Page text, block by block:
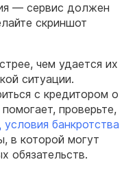
— сервис должен
скриншот
чем удается их
ситуации.
с кредитором о
проверьте,
банкротства
в которой могут
обязательств.